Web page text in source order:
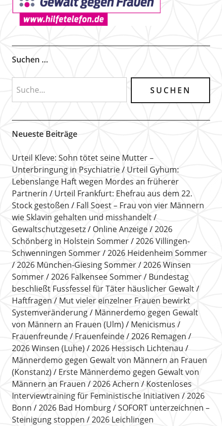
Suchen …
Neueste Beiträge
Urteil Kleve: Sohn tötet seine Mutter –
Unterbringung in Psychiatrie
Urteil Gyhum:
Lebenslange Haft wegen Mordes an früherer
Partnerin
Urteil Frankfurt: Ehefrau aus dem 22.
Stock gestoßen
Fall Soest – Frau von vier Männern
wie Sklavin gehalten und misshandelt
Gewaltschutzgesetz
Online Anzeige
2026
Schönberg in Holstein Sommer
2026 Villingen-
Schwenningen Sommer
2026 Heidenheim Sommer
2026 München-Giesing Sommer
2026 Winsen
Sommer
2026 Falkensee Sommer
Bundestag
beschließt Fussfessel für Täter häuslicher Gewalt
Haftfragen
Mut vieler einzelner Frauen bewirkt
Systemveränderung
Männerdemo gegen Gewalt
von Männern an Frauen (Ulm)
Menicismus
Frauenfreunde
Frauenfeinde
2026 Remagen
2026 Winsen (Luhe)
2026 Hessisch Lichtenau
Männerdemo gegen Gewalt von Männern an Frauen
(Konstanz)
Erste Männerdemo gegen Gewalt von
Männern an Frauen
2026 Achern
Kostenloses
Interviewtraining für Feministische Initiativen
2026
Bonn
2026 Bad Homburg
SOFORT unterzeichnen –
Steinigung stoppen
2026 Leichlingen